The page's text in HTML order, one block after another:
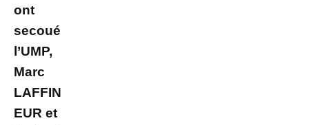
ont
secoué
l’UMP,
Marc
LAFFIN
EUR et